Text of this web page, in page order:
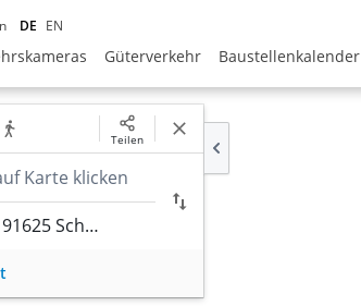
Güterverkehr Baustellenkalender
DE EN
Teilen